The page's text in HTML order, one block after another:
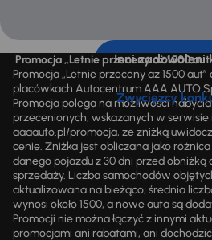
Inni zadowoleni
Zwycięzcy
Promocja „Letnie przeceny aż 1500
Promocja „Letnie przeceny aż 1500
placówkach Autocentrum AAA AUTO
Promocja polega na możliwości
przecenionych, wskazanych w
aaaauto.pl/promocja, ze zniżką
cenie. Zniżka jest obliczana jako
danego pojazdu z 30 dni przed obniżką
sprzedaży. Liczba samochodów
aktualizowana na bieżąco; średnia
wynosi około 1500, a nowe auta są
Promocji nie można łączyć z innymi
promocjami ani rabatami, ani